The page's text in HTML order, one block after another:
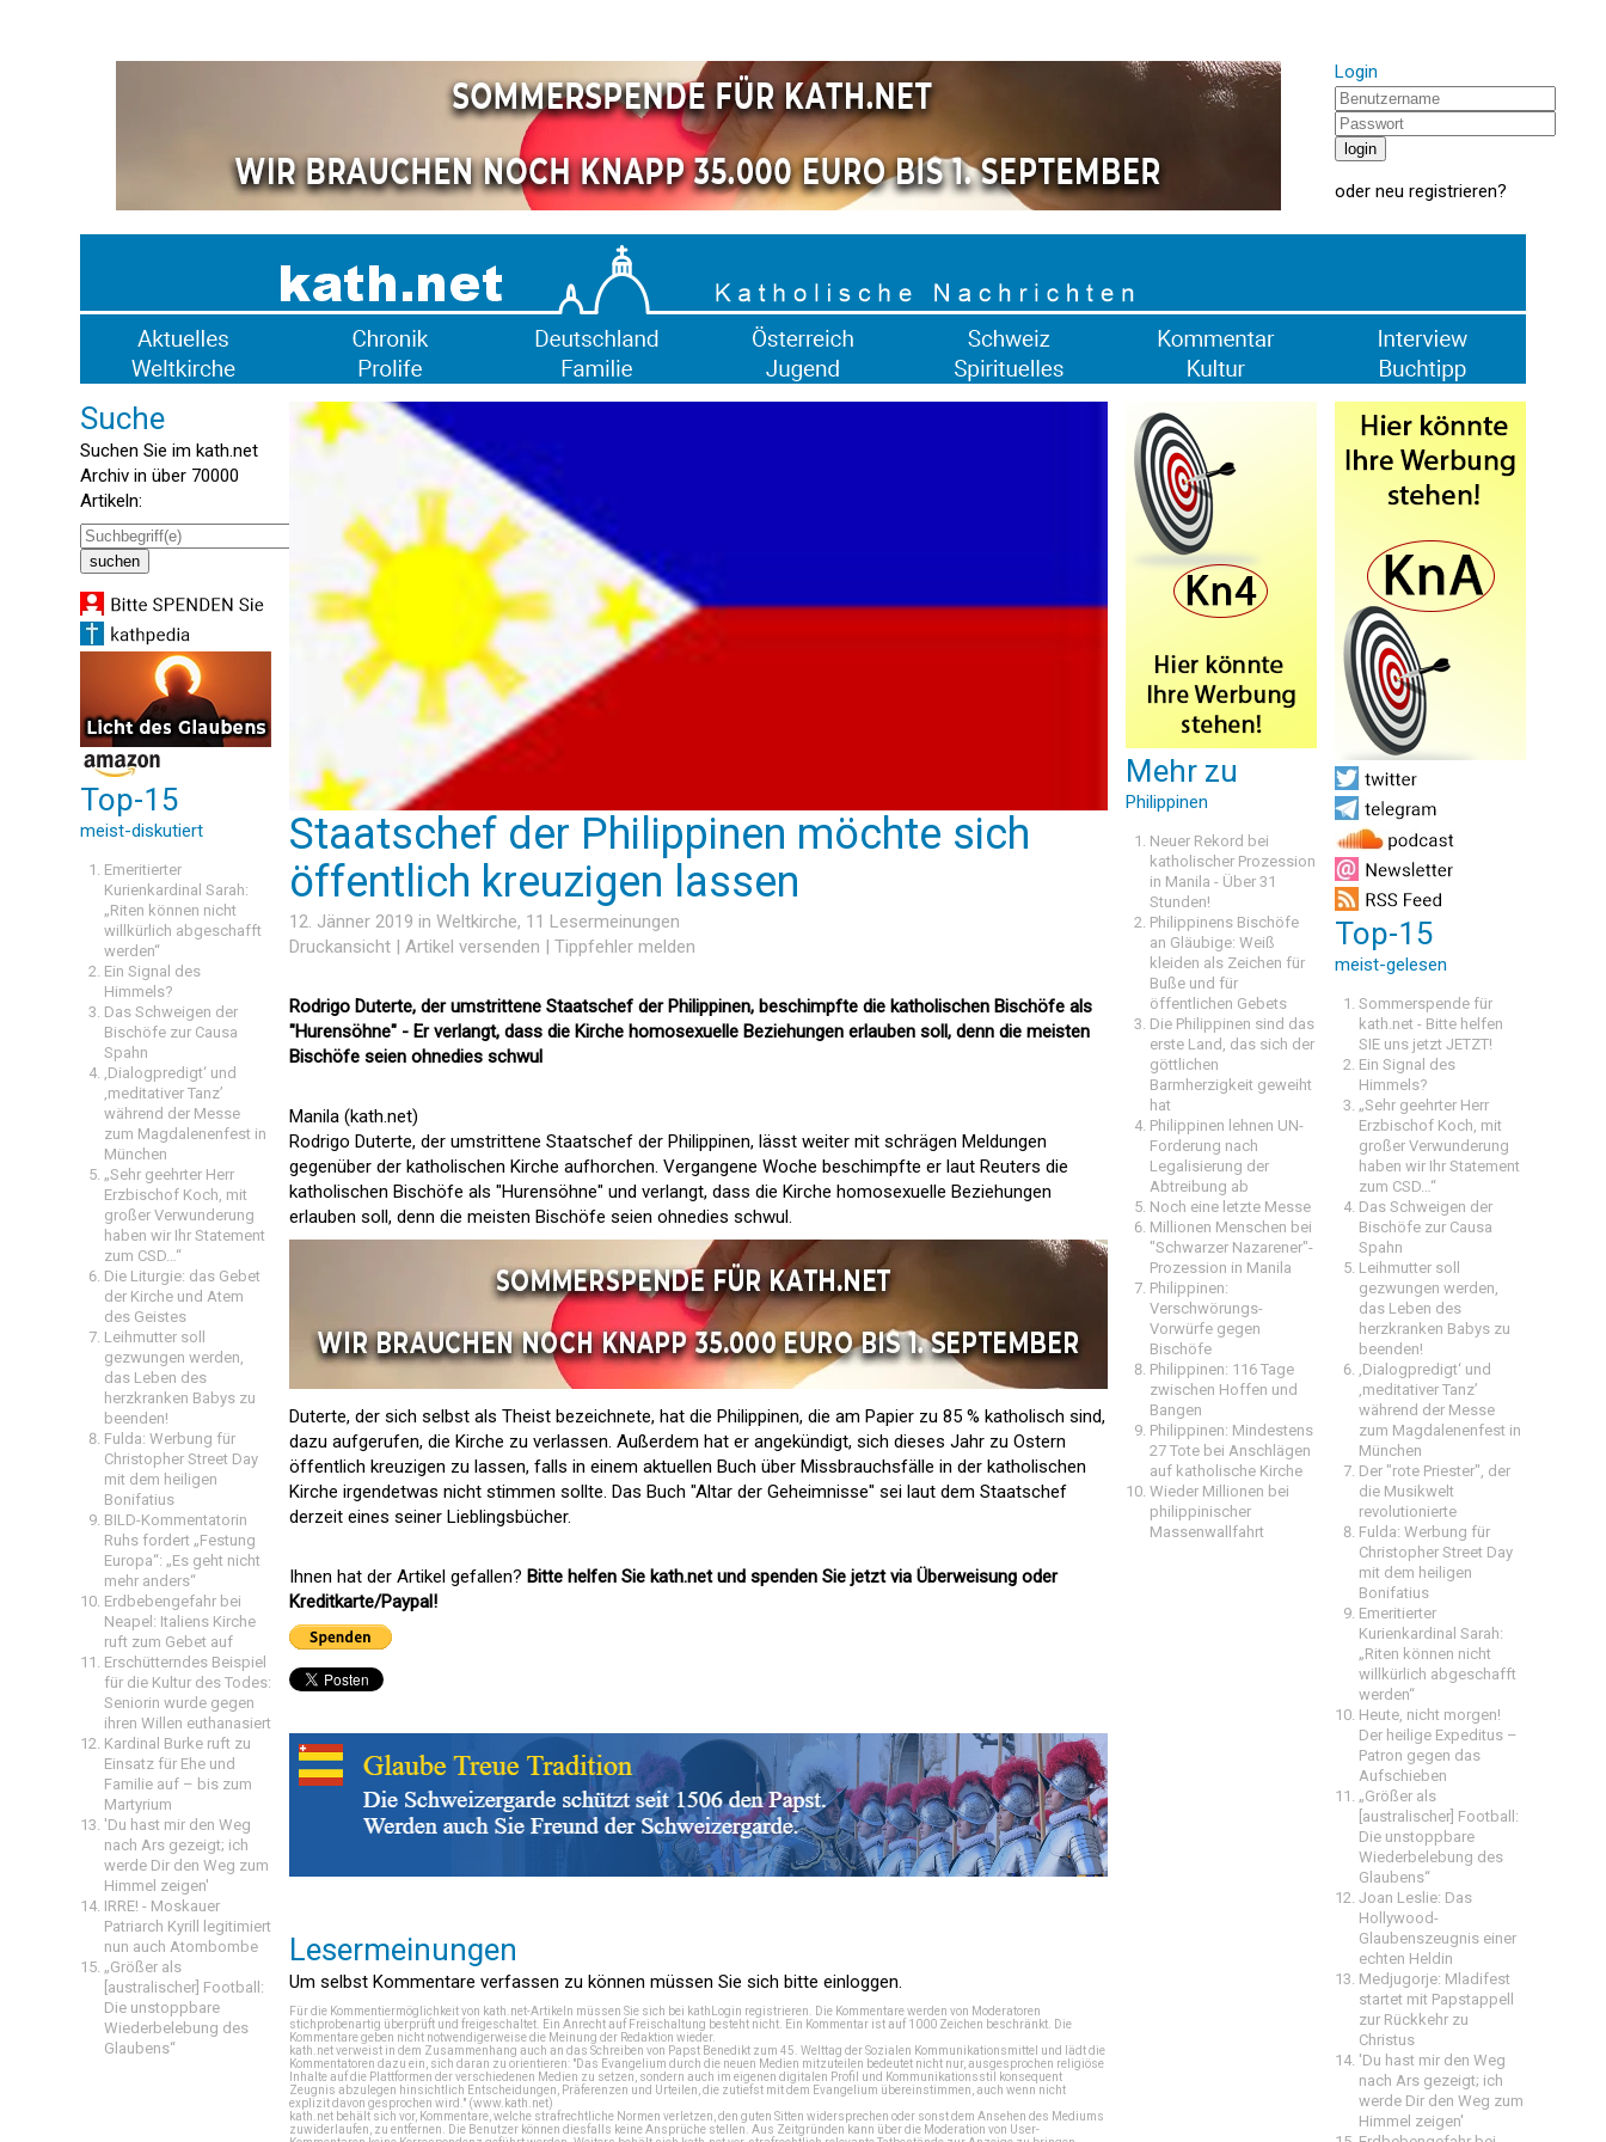
Login
oder neu registrieren?
Suche
Suchen Sie im kath.net
Archiv in über 70000
Artikeln:
Top-15
meist-diskutiert
Emeritierter
Kurienkardinal Sarah:
„Riten können nicht
willkürlich abgeschafft
werden“
Ein Signal des
Himmels?
Das Schweigen der
Bischöfe zur Causa
Spahn
‚Dialogpredigt‘ und
‚meditativer Tanz’
während der Messe
zum Magdalenenfest in
München
„Sehr geehrter Herr
Erzbischof Koch, mit
großer Verwunderung
haben wir Ihr Statement
zum CSD…“
Die Liturgie: das Gebet
der Kirche und Atem
des Geistes
Leihmutter soll
gezwungen werden,
das Leben des
herzkranken Babys zu
beenden!
Fulda: Werbung für
Christopher Street Day
mit dem heiligen
Bonifatius
BILD-Kommentatorin
Ruhs fordert „Festung
Europa“: „Es geht nicht
mehr anders“
Erdbebengefahr bei
Neapel: Italiens Kirche
ruft zum Gebet auf
Erschütterndes Beispiel
für die Kultur des Todes:
Seniorin wurde gegen
ihren Willen euthanasiert
Kardinal Burke ruft zu
Einsatz für Ehe und
Familie auf – bis zum
Martyrium
'Du hast mir den Weg
nach Ars gezeigt; ich
werde Dir den Weg zum
Himmel zeigen'
IRRE! - Moskauer
Patriarch Kyrill legitimiert
nun auch Atombombe
„Größer als
[australischer] Football:
Die unstoppbare
Wiederbelebung des
Glaubens“
Staatschef der Philippinen möchte sich
öffentlich kreuzigen lassen
12. Jänner 2019 in Weltkirche, 11 Lesermeinungen
Druckansicht | Artikel versenden | Tippfehler melden
Rodrigo Duterte, der umstrittene Staatschef der Philippinen, beschimpfte die katholischen Bischöfe als
"Hurensöhne" - Er verlangt, dass die Kirche homosexuelle Beziehungen erlauben soll, denn die meisten
Bischöfe seien ohnedies schwul
Manila (kath.net)
Rodrigo Duterte, der umstrittene Staatschef der Philippinen, lässt weiter mit schrägen Meldungen
gegenüber der katholischen Kirche aufhorchen. Vergangene Woche beschimpfte er laut Reuters die
katholischen Bischöfe als "Hurensöhne" und verlangt, dass die Kirche homosexuelle Beziehungen
erlauben soll, denn die meisten Bischöfe seien ohnedies schwul.
Duterte, der sich selbst als Theist bezeichnete, hat die Philippinen, die am Papier zu 85 % katholisch sind,
dazu aufgerufen, die Kirche zu verlassen. Außerdem hat er angekündigt, sich dieses Jahr zu Ostern
öffentlich kreuzigen zu lassen, falls in einem aktuellen Buch über Missbrauchsfälle in der katholischen
Kirche irgendetwas nicht stimmen sollte. Das Buch "Altar der Geheimnisse" sei laut dem Staatschef
derzeit eines seiner Lieblingsbücher.
Ihnen hat der Artikel gefallen? Bitte helfen Sie kath.net und spenden Sie jetzt via Überweisung oder
Kreditkarte/Paypal!
Lesermeinungen
Um selbst Kommentare verfassen zu können müssen Sie sich bitte einloggen.
Für die Kommentiermöglichkeit von kath.net-Artikeln müssen Sie sich bei kathLogin registrieren . Die Kommentare werden von Moderatoren
stichprobenartig überprüft und freigeschaltet. Ein Anrecht auf Freischaltung besteht nicht. Ein Kommentar ist auf 1000 Zeichen beschränkt. Die
Kommentare geben nicht notwendigerweise die Meinung der Redaktion wieder.
kath.net verweist in dem Zusammenhang auch an das Schreiben von Papst Benedikt zum 45. Welttag der Sozialen Kommunikationsmittel und lädt die
Kommentatoren dazu ein, sich daran zu orientieren: "Das Evangelium durch die neuen Medien mitzuteilen bedeutet nicht nur, ausgesprochen religiöse
Inhalte auf die Plattformen der verschiedenen Medien zu setzen, sondern auch im eigenen digitalen Profil und Kommunikationsstil konsequent
Zeugnis abzulegen hinsichtlich Entscheidungen, Präferenzen und Urteilen, die zutiefst mit dem Evangelium übereinstimmen, auch wenn nicht
explizit davon gesprochen wird." (www.kath.net)
kath.net behält sich vor, Kommentare, welche strafrechtliche Normen verletzen, den guten Sitten widersprechen oder sonst dem Ansehen des Mediums
zuwiderlaufen, zu entfernen. Die Benutzer können diesfalls keine Ansprüche stellen. Aus Zeitgründen kann über die Moderation von User-
Mehr zu
Philippinen
Neuer Rekord bei
katholischer Prozession
in Manila - Über 31
Stunden!
Philippinens Bischöfe
an Gläubige: Weiß
kleiden als Zeichen für
Buße und für
öffentlichen Gebets
Die Philippinen sind das
erste Land, das sich der
göttlichen
Barmherzigkeit geweiht
hat
Philippinen lehnen UN-
Forderung nach
Legalisierung der
Abtreibung ab
Noch eine letzte Messe
Millionen Menschen bei
"Schwarzer Nazarener"-
Prozession in Manila
Philippinen:
Verschwörungs-
Vorwürfe gegen
Bischöfe
Philippinen: 116 Tage
zwischen Hoffen und
Bangen
Philippinen: Mindestens
27 Tote bei Anschlägen
auf katholische Kirche
Wieder Millionen bei
philippinischer
Massenwallfahrt
Top-15
meist-gelesen
Sommerspende für
kath.net - Bitte helfen
SIE uns jetzt JETZT!
Ein Signal des
Himmels?
„Sehr geehrter Herr
Erzbischof Koch, mit
großer Verwunderung
haben wir Ihr Statement
zum CSD…“
Das Schweigen der
Bischöfe zur Causa
Spahn
Leihmutter soll
gezwungen werden,
das Leben des
herzkranken Babys zu
beenden!
‚Dialogpredigt‘ und
‚meditativer Tanz’
während der Messe
zum Magdalenenfest in
München
Der "rote Priester", der
die Musikwelt
revolutionierte
Fulda: Werbung für
Christopher Street Day
mit dem heiligen
Bonifatius
Emeritierter
Kurienkardinal Sarah:
„Riten können nicht
willkürlich abgeschafft
werden“
Heute, nicht morgen!
Der heilige Expeditus –
Patron gegen das
Aufschieben
„Größer als
[australischer] Football:
Die unstoppbare
Wiederbelebung des
Glaubens“
Joan Leslie: Das
Hollywood-
Glaubenszeugnis einer
echten Heldin
Medjugorje: Mladifest
startet mit Papstappell
zur Rückkehr zu
Christus
'Du hast mir den Weg
nach Ars gezeigt; ich
werde Dir den Weg zum
Himmel zeigen'